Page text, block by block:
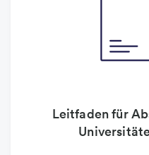
Leitfaden für